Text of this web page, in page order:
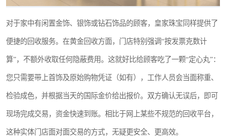
对于家中有闲置金饰、银饰或钻石饰品的顾客，皇家珠宝同样提供了
便捷的回收服务。在黄金回收方面，门店特别强调“按发票克数计
算”，不额外收取任何隐蔽费用。这就好比给顾客吃了一颗“定心丸”：
您只需要带上首饰及原始购物凭证（如有），工作人员会当面称重、
检验成色，并根据当天的国际金价给出报价。双方确认无误后，即可
现场完成交易，资金快速到账。相比于网上某些不规范的回收平台，
这种实体门店面对面交易的方式，无疑更安全、更高效。